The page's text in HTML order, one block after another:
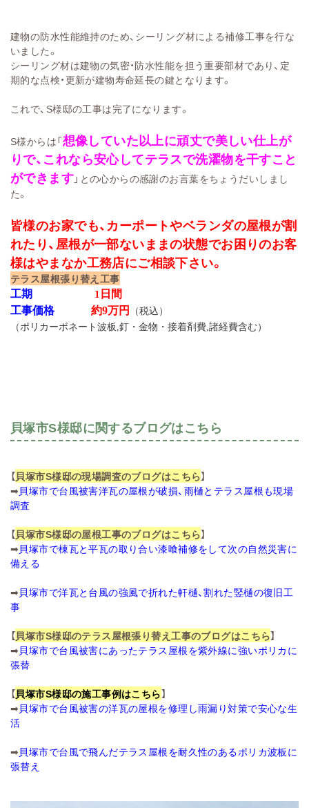
建物の防水性能維持のため、シーリング材による補修工事を行な
いました。
シーリング材は建物の気密・防水性能を担う重要部材であり、定
期的な点検・更新が建物寿命延長の鍵となります。
これで、S様邸の工事は完了になります。
S様からは「想像していた以上に頑丈で美しい仕上が
りで、これなら安心してテラスで洗濯物を干すこと
ができます」との心からの感謝のお言葉をちょうだいしまし
た。
皆様のお家でも、カーポートやベランダの屋根が割
れたり、屋根が一部ないままの状態でお困りのお客
様はやまなか工務店にご相談下さい。
テラス屋根張り替え工事
工期 1 日間
工事価格
約9万円
（税込）
（ポリカーボネート波板,釘・金物・接着剤費,諸経費含む）
貝塚市S様邸に関するブログはこちら
【貝塚市S様邸の現場調査のブログはこちら】
➡貝塚市で台風被害洋瓦の屋根が破損、雨樋とテラス屋根も現場
調査
【貝塚市S様邸の屋根工事のブログはこちら】
➡貝塚市で棟瓦と平瓦の取り合い漆喰補修をして次の自然災害に
備える
➡貝塚市で洋瓦と台風の強風で折れた軒樋、割れた竪樋の復旧工
事
【貝塚市S様邸のテラス屋根張り替え工事のブログはこちら】
➡貝塚市で台風被害にあったテラス屋根を紫外線に強いポリカに
張替
【貝塚市S様邸の施工事例はこちら】
➡貝塚市で台風被害の洋瓦の屋根を修理し雨漏り対策で安心な生
活
➡貝塚市で台風で飛んだテラス屋根を耐久性のあるポリカ波板に
張替え